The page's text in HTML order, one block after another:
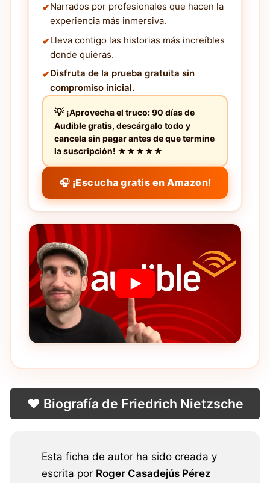
Narrados por profesionales que hacen la
experiencia más inmersiva.
Lleva contigo las historias más increíbles
donde quieras.
Disfruta de la prueba gratuita sin
compromiso inicial.
¡Aprovecha el truco: 90 días de
Audible gratis, descárgalo todo y
cancela sin pagar antes de que termine
la suscripción! ★★★★★
🎧 ¡Escucha gratis en Amazon!
❤️ Biografía de Friedrich Nietzsche
Esta ficha de autor ha sido creada y
escrita por Roger Casadejús Pérez